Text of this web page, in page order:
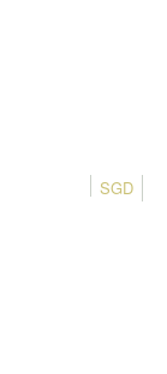
SGD